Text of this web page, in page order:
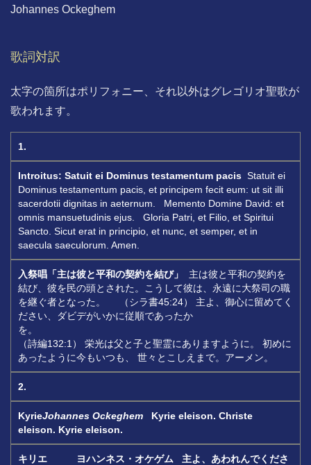
Johannes Ockeghem
歌詞対訳
太字の箇所はポリフォニー、それ以外はグレゴリオ聖歌が
歌われます。
1.
Introitus: Satuit ei Dominus testamentum pacis Statuit ei
Dominus testamentum pacis, et principem fecit eum: ut sit illi
sacerdotii dignitas in aeternum. Memento Domine David: et
omnis mansuetudinis ejus. Gloria Patri, et Filio, et Spiritui
Sancto. Sicut erat in principio, et nunc, et semper, et in
saecula saeculorum. Amen.
入祭唱「主は彼と平和の契約を結び」
主は彼と平和の契約を
結び、彼を民の頭とされた。こうして彼は、永遠に大祭司の職
を継ぐ者となった。 （シラ書45:24） 主よ、御心に留めてく
ださい、ダビデがいかに従順であったか
を。
（詩編132:1） 栄光は父と子と聖霊にありますように。 初めに
あったように今もいつも、 世々とこしえまで。アーメン。
2.
KyrieJohannes Ockeghem Kyrie eleison. Christe
eleison. Kyrie eleison.
キリエ ヨハンネス・オケゲム
主よ、あわれんでくださ